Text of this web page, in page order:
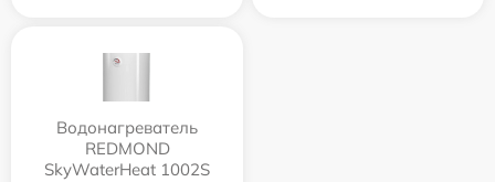
Водонагреватель
REDMOND
SkyWaterHeat 1002S